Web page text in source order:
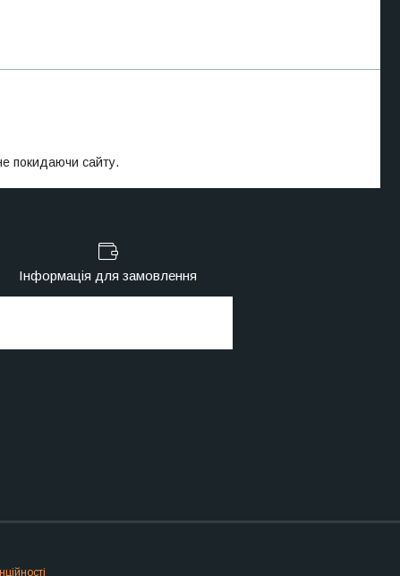
покидаючи сайту.
Інформація для замовлення